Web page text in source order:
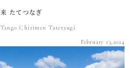
たてつなぎ
Chirimen Tatetsugi
February 13,2024